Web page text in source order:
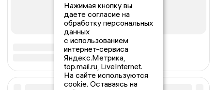
Нажимая кнопку вы
даете согласие на
обработку персональных
данных
с использованием
интернет-сервиса
Яндекс.Метрика,
top.mail.ru, LiveInternet.
На сайте используются
cookie. Оставаясь на